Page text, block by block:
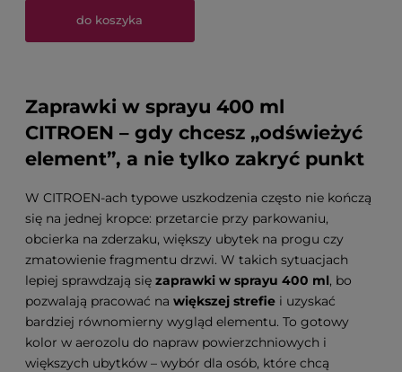
do koszyka
Zaprawki w sprayu 400 ml
CITROEN – gdy chcesz „odświeżyć
element”, a nie tylko zakryć punkt
W CITROEN-ach typowe uszkodzenia często nie kończą
się na jednej kropce: przetarcie przy parkowaniu,
obcierka na zderzaku, większy ubytek na progu czy
zmatowienie fragmentu drzwi. W takich sytuacjach
lepiej sprawdzają się zaprawki w sprayu 400 ml, bo
pozwalają pracować na większej strefie i uzyskać
bardziej równomierny wygląd elementu. To gotowy
kolor w aerozolu do napraw powierzchniowych i
większych ubytków – wybór dla osób, które chcą